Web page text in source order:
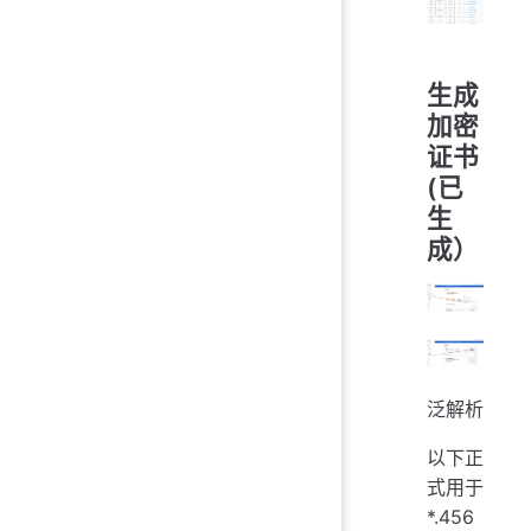
生成
加密
证书
(已
生
成）
泛解析
以下正
式用于
*.456